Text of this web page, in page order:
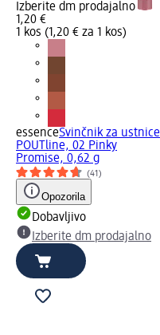
Izberite dm prodajalno
1,20 €
1 kos (1,20 € za 1 kos)
essenceSvinčnik za ustnice
POUTline, 02 Pinky
Promise, 0,62 g
(41)
Opozorila
Dobavljivo
Izberite dm prodajalno